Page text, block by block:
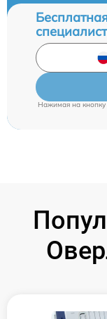
Нажимая на